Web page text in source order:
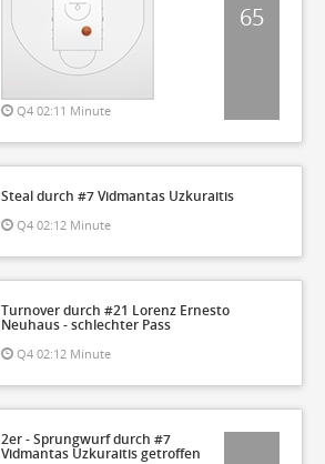
Q4 02:11 Minute
65
Steal durch #7 Vidmantas Uzkuraitis
Q4 02:12 Minute
Turnover durch #21 Lorenz Ernesto
Neuhaus - schlechter Pass
Q4 02:12 Minute
2er - Sprungwurf durch #7
Vidmantas Uzkuraitis getroffen